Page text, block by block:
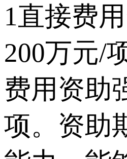
1直接费
200万元/
费用资助
项。资助